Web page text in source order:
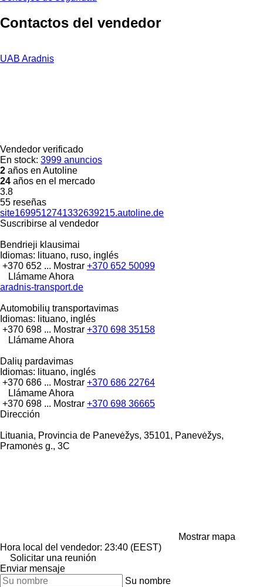
Contactos del vendedor
UAB Aradnis
Vendedor verificado
En stock: 3999 anuncios
2 años en Autoline
24 años en el mercado
3.8
55 reseñas
site1699512741332639215.autoline.de
Suscribirse al vendedor
Bendrieji klausimai
Idiomas: lituano, ruso, inglés
+370 652 ... Mostrar +370 652 50099
Llámame Ahora
aradnis-transport.de
Automobilių transportavimas
Idiomas: lituano, inglés
+370 698 ... Mostrar +370 698 35158
Llámame Ahora
Dalių pardavimas
Idiomas: lituano, inglés
+370 686 ... Mostrar +370 686 22764
Llámame Ahora
+370 698 ... Mostrar +370 698 36665
Dirección
Lituania, Provincia de Panevėžys, 35101, Panevėžys,
Pramonės g., 3C
Mostrar mapa
Hora local del vendedor: 23:40 (EEST)
Solicitar una reunión
Enviar mensaje
Su nombre